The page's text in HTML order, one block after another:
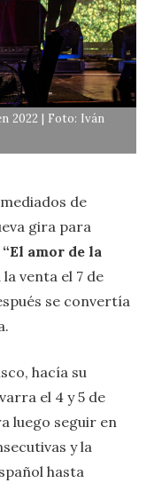
2022 | Foto: Iván
de
gira para
“El amor de la
la venta el 7 de
se convertía
hacía su
el 4 y 5 de
luego seguir en
y la
hasta